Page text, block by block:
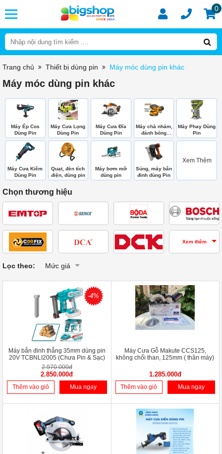
0
Trang chủ Thiết bị dùng pin Máy móc dùng pin khác
Máy móc dùng pin khác
Máy Ép Cos
Dùng Pin
Máy Cưa Lọng
Dùng Pin
Máy Cưa Đĩa
Dùng Pin
Máy chà nhám,
đánh bóng
dùng Pin
Máy Phay Dùng
Pin
Máy Cưa Kiếm
Dùng Pin
Quạt, đèn tích
điện, dùng pin
Máy bơm mỡ
dùng pin
Súng, máy bắn
đinh dùng Pin
Xem Thêm
Chọn thương hiệu
Xem thêm
Lọc theo: Mức giá
-4%
Máy bắn đinh thẳng 35mm dùng pin
20V TCBNLI2005 (Chưa Pin & Sạc)
2.970.000đ
2.850.000đ
Thêm vào giỏ Mua ngay
Máy Cưa Gỗ Makute CCS125,
không chổi than, 125mm ( thân máy)
1.285.000đ
Thêm vào giỏ Mua ngay